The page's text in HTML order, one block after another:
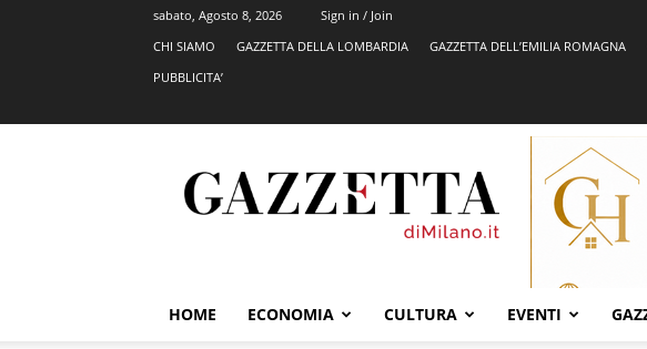
sabato, Agosto 8, 2026
Sign in / Join
CHI SIAMO
GAZZETTA DELLA LOMBARDIA GAZZETTA DELL’EMILIA ROMAGNA
PUBBLICITA’
HOME ECONOMIA CULTURA EVENTI